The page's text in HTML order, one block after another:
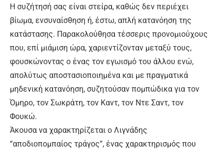
Η συζήτησή σας είναι στείρα, καθώς δεν περιέχει
βίωμα, ενσυναίσθηση ή, έστω, απλή κατανόηση της
κατάστασης. Παρακολούθησα τέσσερις προνομιούχους
που, επί μιάμιση ώρα, χαριεντίζονταν μεταξύ τους,
φουσκώνοντας ο ένας τον εγωισμό του άλλου ενώ,
απολύτως αποστασιοποιημένα και με πραγματικά
μηδενική κατανόηση, συζητούσαν πομπώδικα για τον
Όμηρο, τον Σωκράτη, τον Καντ, τον Ντε Σαντ, τον
Φουκώ.
Άκουσα να χαρακτηρίζεται ο Λιγνάδης
“αποδιοπομπαίος τράγος”, ένας χαρακτηρισμός που